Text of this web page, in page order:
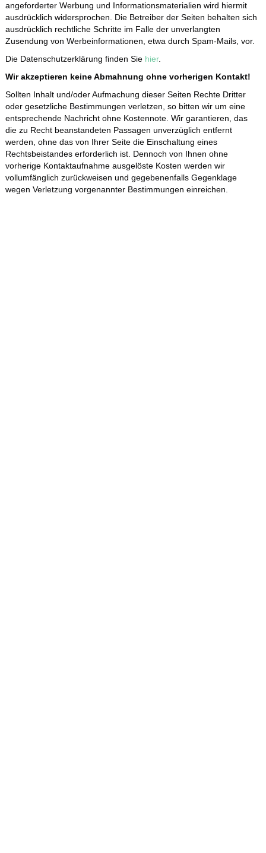
angeforderter Werbung und Informationsmaterialien wird hiermit
ausdrücklich widersprochen. Die Betreiber der Seiten behalten sich
ausdrücklich rechtliche Schritte im Falle der unverlangten
Zusendung von Werbeinformationen, etwa durch Spam-Mails, vor.
Die Datenschutzerklärung finden Sie hier.
Wir akzeptieren keine Abmahnung ohne vorherigen Kontakt!
Sollten Inhalt und/oder Aufmachung dieser Seiten Rechte Dritter
oder gesetzliche Bestimmungen verletzen, so bitten wir um eine
entsprechende Nachricht ohne Kostennote. Wir garantieren, das
die zu Recht beanstandeten Passagen unverzüglich entfernt
werden, ohne das von Ihrer Seite die Einschaltung eines
Rechtsbeistandes erforderlich ist. Dennoch von Ihnen ohne
vorherige Kontaktaufnahme ausgelöste Kosten werden wir
vollumfänglich zurückweisen und gegebenenfalls Gegenklage
wegen Verletzung vorgenannter Bestimmungen einreichen.